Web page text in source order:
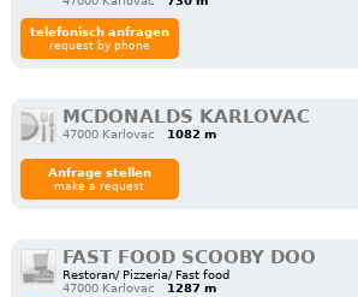
telefonisch anfragen
request by phone
MCDONALDS KARLOVAC
47000 Karlovac 1082 m
Anfrage stellen
make a request
FAST FOOD SCOOBY DOO
Restoran/ Pizzeria/ Fast food
47000 Karlovac
1287 m